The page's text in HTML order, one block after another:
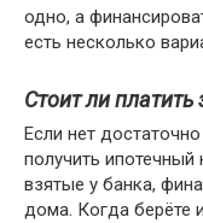
одно, а
есть несколько
Стоит ли
Если нет
получить ипотечный
взятые у банка,
дома. Когда берёте